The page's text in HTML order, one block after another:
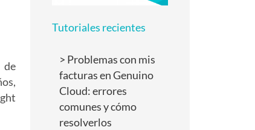
de
Tutoriales recientes
Problemas con mis
facturas en Genuino
Cloud: errores
comunes y cómo
resolverlos